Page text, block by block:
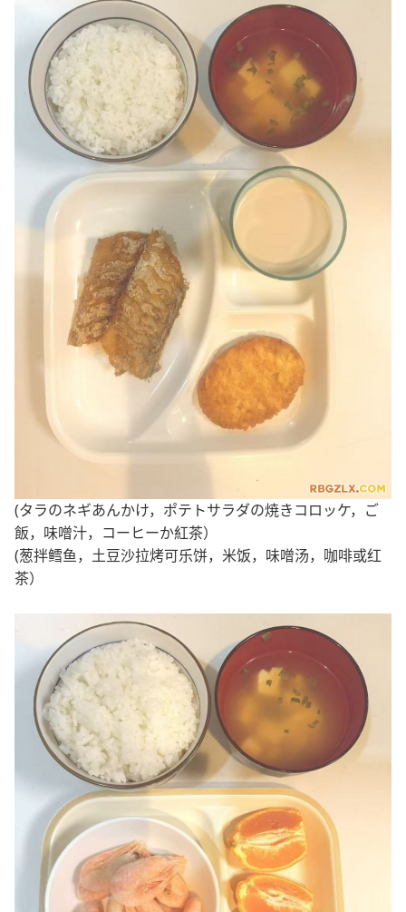
(タラのネギあんかけ，ポテトサラダの焼きコロッケ，ご
飯，味噌汁，コーヒーか紅茶）
(葱拌鳕鱼，土豆沙拉烤可乐饼，米饭，味噌汤，咖啡或红
茶）